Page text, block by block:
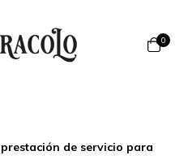
0
de servicio para